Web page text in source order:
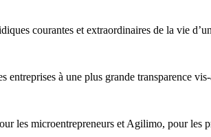
courantes et extraordinaires de la vie
à une plus grande transparence
les microentrepreneurs et Agilimo, pour les